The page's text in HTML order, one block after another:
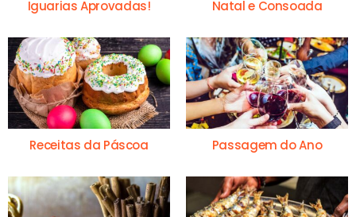
Iguarias Aprovadas! Natal e Consoada
Receitas da Páscoa Passagem do Ano